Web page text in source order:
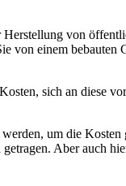
von
von einem bebauten
sich an diese
um die Kosten
Aber auch